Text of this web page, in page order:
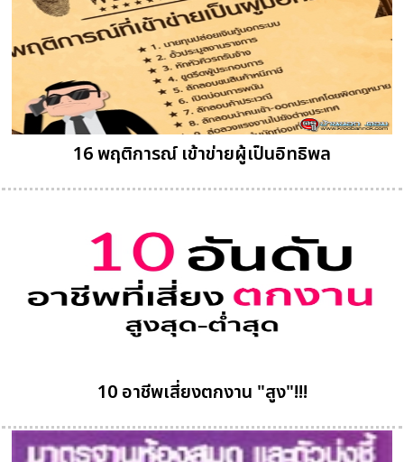
16 พฤติการณ์ เข้าข่ายผู้เป็นอิทธิพล
10 อาชีพเสี่ยงตกงาน "สูง"!!!